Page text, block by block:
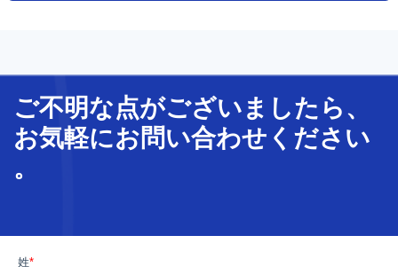
ご不明な点がございましたら、
お気軽にお問い合わせ ください
。